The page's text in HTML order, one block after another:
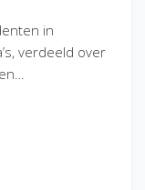
in
verdeeld over